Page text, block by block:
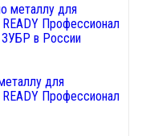
для
Профессионал